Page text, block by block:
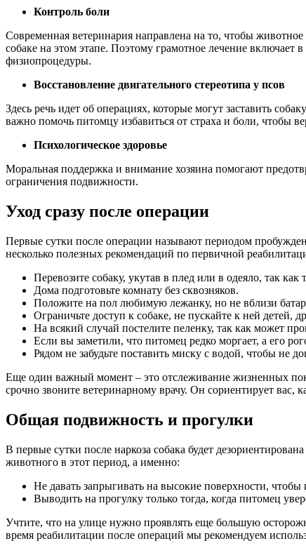
Контроль боли
Современная ветеринария направлена на то, чтобы
собаке на этом этапе. Поэтому грамотное лечение
физиопроцедуры.
Восстановление двигательного стереотипа у псов
Здесь речь идет об операциях, которые могут заставить
важно помочь питомцу избавиться от страха и боли, чтобы
Психологическое здоровье
Моральная поддержка и внимание хозяина помогают
ограничения подвижности.
Уход сразу после операции
Первые сутки после операции называют периодом
несколько полезных рекомендаций по первичной
Перевозите собаку, укутав в плед или в одеяло, так
Дома подготовьте комнату без сквозняков.
Положите на пол любимую лежанку, но не вблизи
Ограничьте доступ к собаке, не пускайте к ней детей,
На всякий случай постелите пеленку, так как может
Если вы заметили, что питомец редко моргает, а его
Рядом не забудьте поставить миску с водой, чтобы не
Еще один важный момент – это отслеживание жизненных
срочно звоните ветеринарному врачу. Он сориентирует вас,
Общая подвижность и прогулки
В первые сутки после наркоза собака будет
животного в этот период, а именно:
Не давать запрыгивать на высокие поверхности, чтобы
Выводить на прогулку только тогда, когда питомец
Учтите, что на улице нужно проявлять еще большую
время реабилитации после операций мы рекомендуем